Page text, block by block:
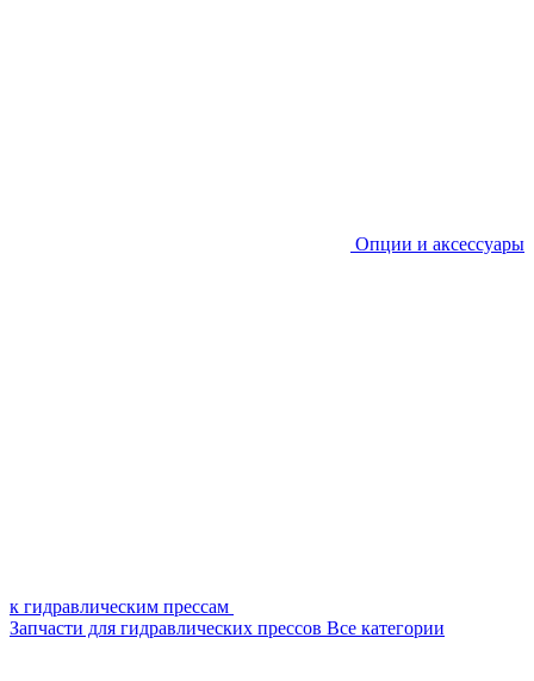
Опции и аксессуары
к гидравлическим прессам
Запчасти для гидравлических прессов Все категории